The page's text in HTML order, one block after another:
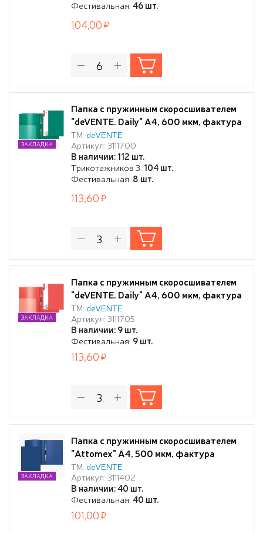
Фестивальная: 46 шт.
104,00
Папка с пружинным скоросшивателем
"deVENTE. Daily" A4, 600 мкм, фактура
"песок" сменная этикетка, с внутренним
карманом, непрозрачная зеленая
ТМ: deVENTE
Артикул: 3111700
В наличии: 112 шт.
Трикотажников 3: 104 шт.
Фестивальная: 8 шт.
ЗАКЛАДКА
113,60
Папка с пружинным скоросшивателем
"deVENTE. Daily" A4, 600 мкм, фактура
"песок" сменная этикетка, с внутренним
карманом, непрозрачная красная
ТМ: deVENTE
Артикул: 3111705
В наличии: 9 шт.
Фестивальная: 9 шт.
ЗАКЛАДКА
113,60
Папка с пружинным скоросшивателем
"Attomex" A4, 500 мкм, фактура
"песок" непрозрачная синяя
ТМ: deVENTE
Артикул: 3111402
В наличии: 40 шт.
Фестивальная: 40 шт.
ЗАКЛАДКА
101,00